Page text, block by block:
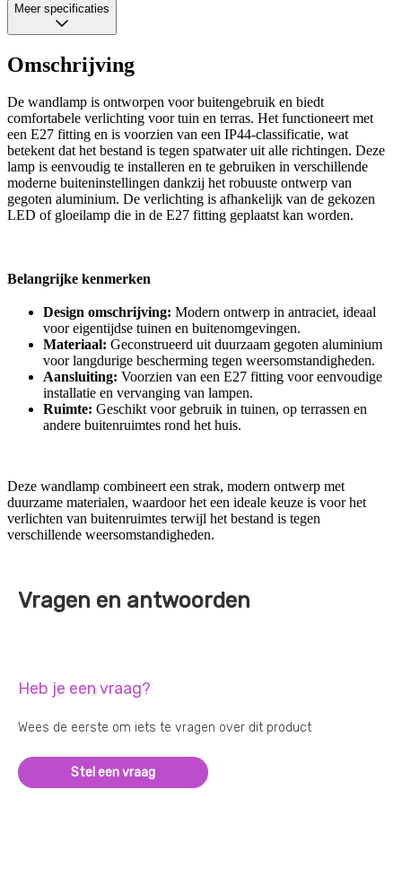
Meer specificaties
Omschrijving
De wandlamp is ontworpen voor buitengebruik en biedt
comfortabele verlichting voor tuin en terras. Het functioneert met
een E27 fitting en is voorzien van een IP44-classificatie, wat
betekent dat het bestand is tegen spatwater uit alle richtingen. Deze
lamp is eenvoudig te installeren en te gebruiken in verschillende
moderne buiteninstellingen dankzij het robuuste ontwerp van
gegoten aluminium. De verlichting is afhankelijk van de gekozen
LED of gloeilamp die in de E27 fitting geplaatst kan worden.
Belangrijke kenmerken
Design omschrijving: Modern ontwerp in antraciet, ideaal
voor eigentijdse tuinen en buitenomgevingen.
Materiaal: Geconstrueerd uit duurzaam gegoten aluminium
voor langdurige bescherming tegen weersomstandigheden.
Aansluiting: Voorzien van een E27 fitting voor eenvoudige
installatie en vervanging van lampen.
Ruimte: Geschikt voor gebruik in tuinen, op terrassen en
andere buitenruimtes rond het huis.
Deze wandlamp combineert een strak, modern ontwerp met
duurzame materialen, waardoor het een ideale keuze is voor het
verlichten van buitenruimtes terwijl het bestand is tegen
verschillende weersomstandigheden.
Vragen en antwoorden
Heb je een vraag?
Wees de eerste om iets te vragen over dit product
Stel een vraag